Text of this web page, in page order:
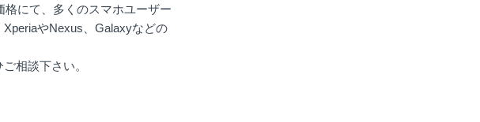
にて、多くのスマホユーザー
やNexus、Galaxyなどの
相談下さい。